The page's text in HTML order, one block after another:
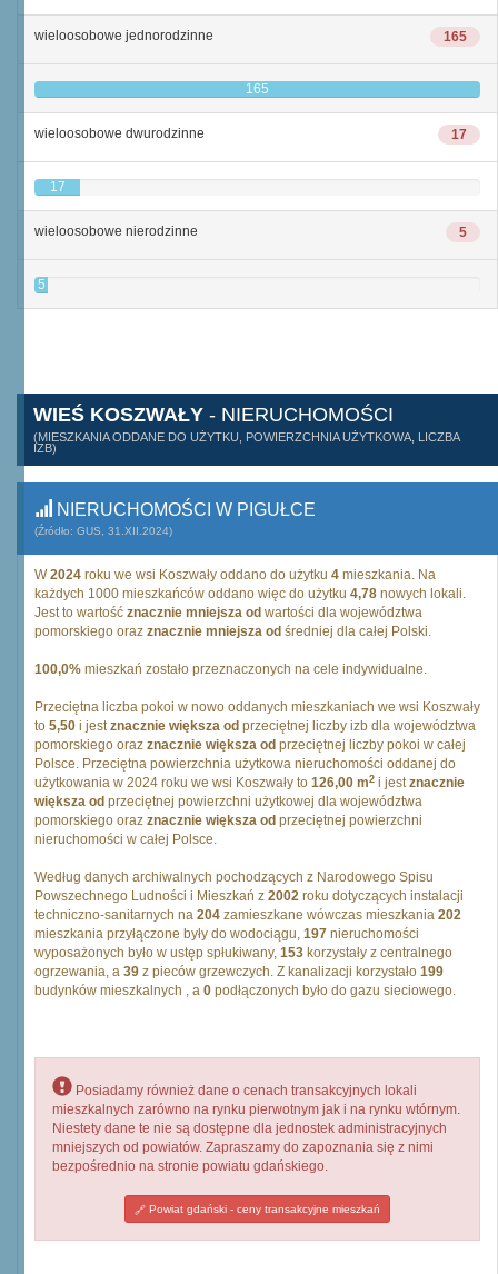
165
wieloosobowe jednorodzinne
165
17
wieloosobowe dwurodzinne
17
5
wieloosobowe nierodzinne
5
WIEŚ KOSZWAŁY - NIERUCHOMOŚCI
(MIESZKANIA ODDANE DO UŻYTKU, POWIERZCHNIA UŻYTKOWA, LICZBA
IZB)
NIERUCHOMOŚCI W PIGUŁCE
(Źródło: GUS, 31.XII.2024)
W2024 roku we wsi Koszwały oddano do użytku 4 mieszkania. Na
każdych 1000 mieszkańców oddano więc do użytku 4,78 nowych lokali.
Jest to wartość znacznie mniejsza od wartości dla województwa
pomorskiego oraz znacznie mniejsza od średniej dla całej Polski.
100,0% mieszkań zostało przeznaczonych na cele indywidualne.
Przeciętna liczba pokoi w nowo oddanych mieszkaniach we wsi Koszwały
to 5,50 i jestznacznie większa od przeciętnej liczby izb dla województwa
pomorskiego oraz znacznie większa od przeciętnej liczby pokoi w całej
Polsce. Przeciętna powierzchnia użytkowa nieruchomości oddanej do
użytkowania w 2024 roku we wsi Koszwały to 126,00 m2 i jestznacznie
większa od przeciętnej powierzchni użytkowej dla województwa
pomorskiego oraz znacznie większa od przeciętnej powierzchni
nieruchomości w całej Polsce.
Według danych archiwalnych pochodzących z Narodowego Spisu
Powszechnego Ludności i Mieszkań z 2002 roku dotyczących instalacji
techniczno-sanitarnych na 204 zamieszkane wówczas mieszkania 202
mieszkania przyłączone były do wodociągu, 197 nieruchomości
wyposażonych było w ustęp spłukiwany, 153 korzystały z centralnego
ogrzewania, a 39 z pieców grzewczych. Z kanalizacji korzystało 199
budynków mieszkalnych , a 0 podłączonych było do gazu sieciowego.
Posiadamy również dane o cenach transakcyjnych lokali
mieszkalnych zarówno na rynku pierwotnym jak i na rynku wtórnym.
Niestety dane te nie są dostępne dla jednostek administracyjnych
mniejszych od powiatów. Zapraszamy do zapoznania się z nimi
bezpośrednio na stronie powiatu gdańskiego.
Powiat gdański - ceny transakcyjne mieszkań